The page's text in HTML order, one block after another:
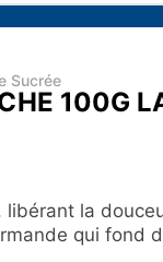
Sucrée
100G
la
qui fond